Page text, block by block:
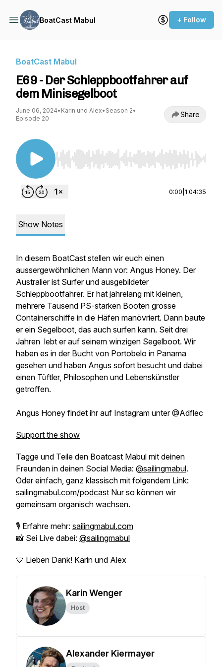
BoatCast Mabul + Follow
BoatCast Mabul
E69 - Der Schleppbootfahrer auf
dem Minisegelboot
June 06, 2024• Karin und Alex• Season 2•
Episode 20
Share
Use Left/Right to seek, Home/End to jump to
0:00 1:04:35
Show Notes
In diesem BoatCast stellen wir euch einen
aussergewöhnlichen Mann vor: Angus Honey. Der
Australier ist Surfer und ausgebildeter
Schleppbootfahrer. Er hat jahrelang mit kleinen,
mehrere Tausend PS-starken Booten grosse
Containerschiffe in die Häfen manövriert. Dann baute
er ein Segelboot, das auch surfen kann. Seit drei
Jahren lebt er auf seinem winzigen Segelboot. Wir
haben es in der Bucht von Portobelo in Panama
gesehen und haben Angus sofort besucht und dabei
einen Tüftler, Philosophen und Lebenskünstler
getroffen.
Angus Honey findet ihr auf Instagram unter @Adflec
Support the show
Tagge und Teile den Boatcast Mabul mit deinen
Freunden in deinen Social Media: @sailingmabul.
Oder einfach, ganz klassisch mit folgendem Link:
sailingmabul.com/podcast Nur so können wir
gemeinsam organisch wachsen.
🎙 Erfahre mehr: sailingmabul.com
📸 Sei Live dabei: @sailingmabul
💙 Lieben Dank! Karin und Alex
Karin Wenger
Host
Alexander Kiermayer